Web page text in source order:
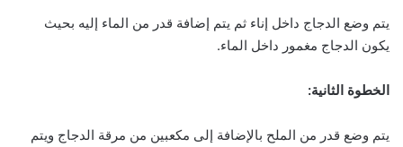
يتم وضع الدجاج داخل إناء ثم يتم إضافة قدر من الماء إليه بحيث
يكون الدجاج مغمور داخل الماء.
الخطوة الثانية:
يتم وضع قدر من الملح بالإضافة إلى مكعبين من مرقة الدجاج ويتم